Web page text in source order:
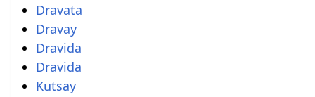
Dravata
Dravay
Dravida
Dravida
Kutsay